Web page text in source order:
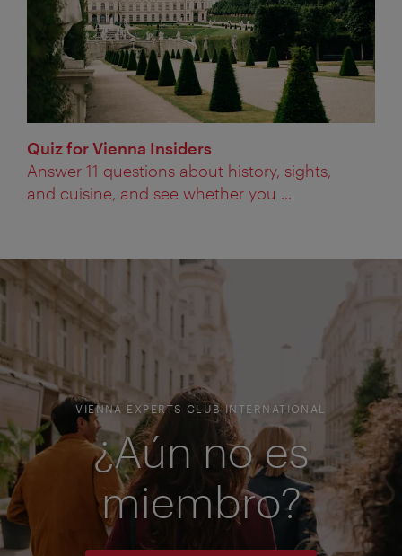
Quiz for Vienna Insiders
Answer 11 questions about history, sights,
and cuisine, and see whether you ...
VIENNA EXPERTS CLUB INTERNATIONAL
¿Aún no es
miembro?